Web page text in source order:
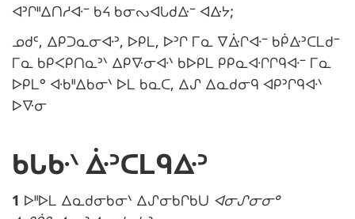
ᐊᐣᒋᐦᐃᑎᓱᐘᐨ ᑲᔦ ᑲᓂᔓᐊᒐᑯᐏᐨ ᐊᐏᔭ;
ᓄᑯᒼ, ᐃᑭᑐᓇᓂᐘᐣ, ᐅᑭᒪ, ᐅᐣᒋ ᒥᓇ ᐁᐑᒋᐘᐨ ᑲᑮᐏᐣᑕᒪᑯᐨ
ᒥᓇ ᑲᑭᐸᑭᑎᓇᐣᐠ ᐃᑭᐍᓂᐘᐠ ᑲᐅᑭᒪ ᑭᑭᓇᐘᒋᒋᑫᐘᐨ ᒥᓇ
ᐅᑭᒪᐤ ᐘᑲᐦᐃᑲᓂᐠ ᐅᒪ ᑲᓇᑕ, ᐃᔑ ᐃᓇᑯᓂᑫ ᐊᑭᐣᒋᑫᐘᐠ
ᐅᐍᓂ
ᑲᒐᑿᐠ ᐑᐣᑕᒪᑫᐏᐣ
1 ᐅᐦᐅᒪ ᐃᓇᑯᓂᑲᓂᐠ ᐃᔑᓂᑲᒋᑲᑌ ᐊᓂᔑᓂᓂᐤ